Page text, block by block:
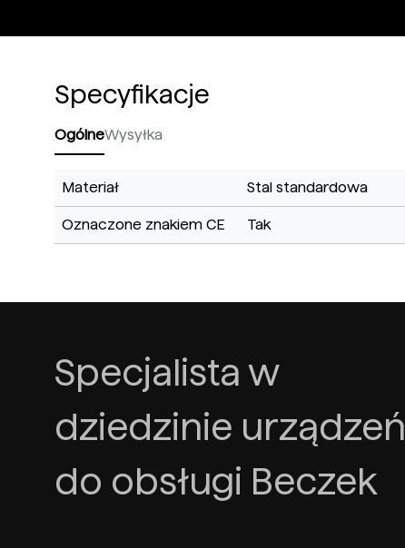
Specyfikacje
OgólneWysyłka
Materiał Stal standardowa
Oznaczone znakiem CE Tak
Specjalista w
dziedzinie urządzeń
do obsługi Beczek